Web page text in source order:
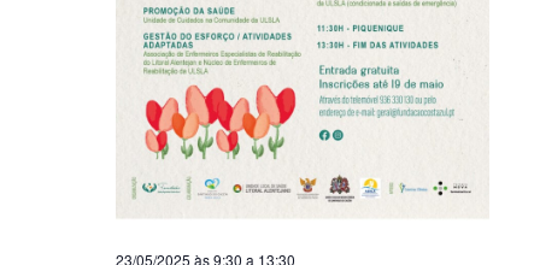
23/05/2025 às 9:30 a 13:30